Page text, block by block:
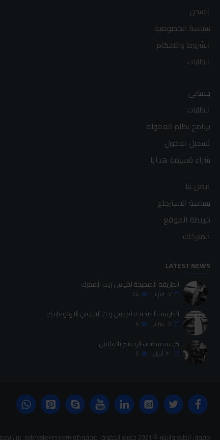
الشحن
سياسة الخصوصية
الشروط والاحكام
الطلبات
حسابي
الطلبات
برنامج نظام العمولة
تسجيل الدخول
شراء قسيمة هدايا
اتصل بنا
سياسة الاسترجاع
خريطة الموقع
الماركات
LATEST NEWS
الطريقة الصحيحة لقياس زيت المحرك
٠٧ فبراير 24
الطريقة الصحيحة لقياس زيت الفتيس الاوتوماتيك
٠٧ فبراير 6
كيفية تنظيف الردياتير بالفلاش
٣٠ أبريل 5
حقوق الطبع والنشر © 2021 جميع الحقوق محفوظة sabrystores.com. من تصميم-